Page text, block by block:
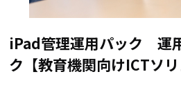
iPad管理運用パック 運
ク【教育機関向けICTソリ